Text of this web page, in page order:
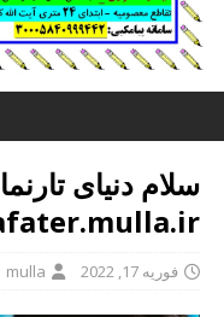
سلام دنیای
فوریه 17, 2022 mulla